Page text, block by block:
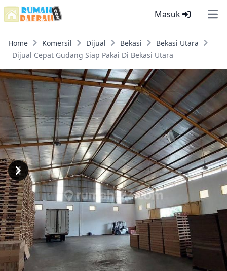
Masuk
Home Komersil Dijual Bekasi
Bekasi Utara
Dijual Cepat Gudang Siap Pakai Di Bekasi Utara
Previous
Next